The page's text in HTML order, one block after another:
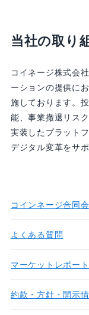
当社の取り
コイネージ株式会
ーションの提供に
施しております。
能、事業撤退リス
実装したプラット
デジタル変革をサ
コインネージ合同
よくある質問
マーケットレポート
約款・方針・開示